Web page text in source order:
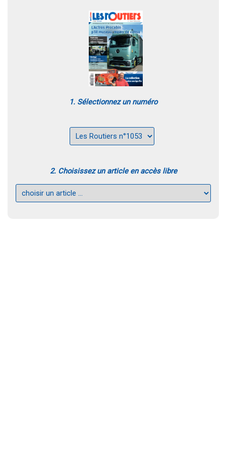
1. Sélectionnez un numéro
2. Choisissez un article en accès libre